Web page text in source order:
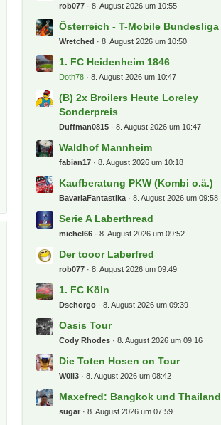
rob077 8. August 2026 um 10:55
Österreich - T-Mobile Bundesliga
Wretched 8. August 2026 um 10:50
1. FC Heidenheim 1846
Doth78 8. August 2026 um 10:47
(B) 2x Broilers Heute Loreley
Sonderpreis
Duffman0815 8. August 2026 um 10:47
Waldhof Mannheim
fabian17 8. August 2026 um 10:18
Kaufberatung PKW (Kombi o.ä.)
BavariaFantastika 8. August 2026 um 09:58
Serie A Laberthread
michel66 8. August 2026 um 09:52
Der tooor Laberfred
rob077 8. August 2026 um 09:49
1. FC Köln
Dschorgo 8. August 2026 um 09:39
Oasis Tour
Cody Rhodes 8. August 2026 um 09:16
Die Toten Hosen on Tour
W0ll3 8. August 2026 um 08:42
Maxefred: Bangkok und Thailand
sugar 8. August 2026 um 07:59